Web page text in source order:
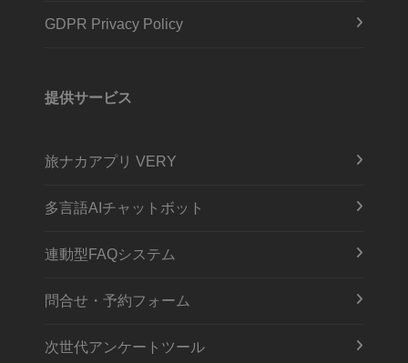
GDPR Privacy Policy
提供サービス
旅ナカアプリ VERY
多言語AIチャットボット
連動型FAQシステム
問合せ・予約フォーム
次世代アンケートツール